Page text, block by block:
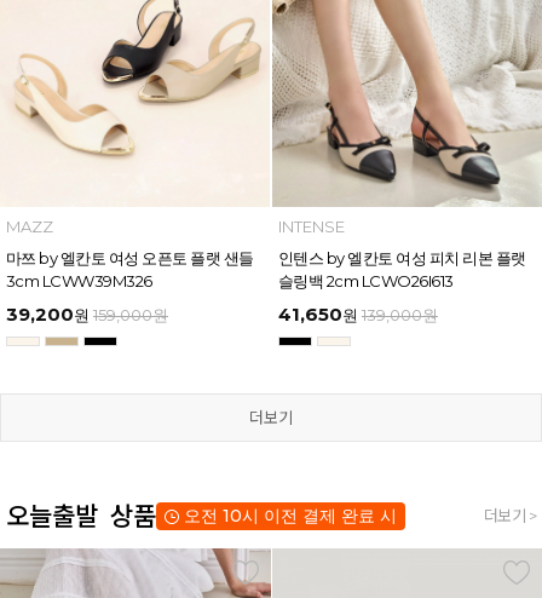
MAZZ
마쯔 by 엘칸토 여성 오픈토 플랫 샌들
3cm LCWW39M326
39,200원 159,000원
INTENSE
인텐스 by 엘칸토 여성 피치 리본 플랫
슬링백 2cm LCWO26I613
41,650원 139,000원
더보기
오늘출발 상품 오전 10시 이전 결제 완료 시 더보기 >